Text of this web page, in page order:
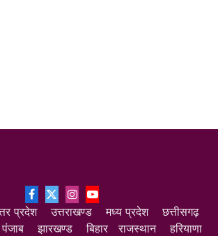
Facebook
X
(Twitter)
InstagramYouTube
प्रदेश उत्तराखण्ड मध्य प्रदेश
छत्तीसगढ़
पंजाब झारखण्ड बिहार राजस्थान हरियाणा